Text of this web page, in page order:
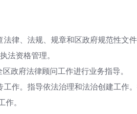
律、法规、规章和区政府规范性文
法资格管理。
政府法律顾问工作进行业务指导。
作。指导依法治理和法治创建工作
作。